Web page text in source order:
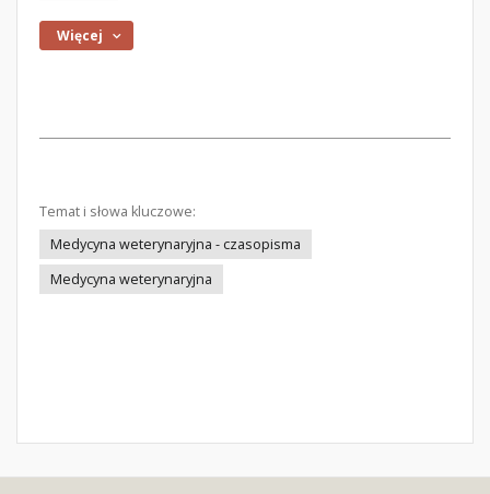
Więcej
Temat i słowa kluczowe:
Medycyna weterynaryjna - czasopisma
Medycyna weterynaryjna